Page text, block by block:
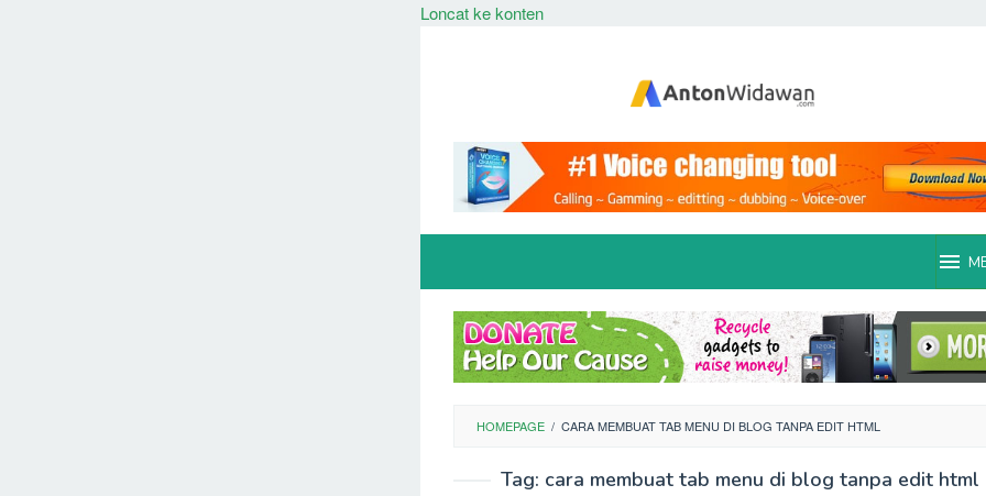
Loncat ke konten
HOMEPAGE / CARA MEMBUAT TAB MENU DI BLOG TANPA EDIT HTML
Tag: cara membuat tab menu di blog tanpa edit html